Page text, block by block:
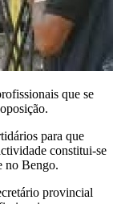
que se
para que
constitui-se
no Bengo.
provincial